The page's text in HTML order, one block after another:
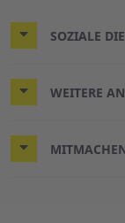
SOZIALE
WEITERE